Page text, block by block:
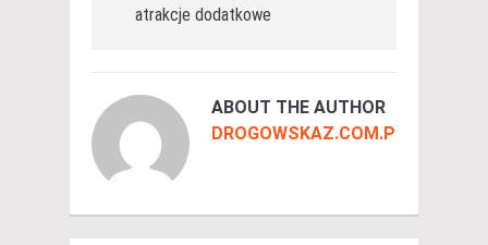
atrakcje dodatkowe
ABOUT THE AUTHOR
DROGOWSKAZ.COM.PL